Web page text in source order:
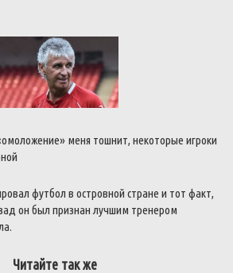
меня тошнит, некоторые игроки
футбол в островной стране и тот факт,
он был признан лучшим тренером
Читайте так же